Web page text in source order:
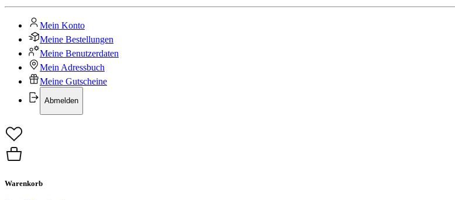
Mein Konto
Meine Bestellungen
Meine Benutzerdaten
Mein Adressbuch
Meine Gutscheine
Abmelden
Warenkorb